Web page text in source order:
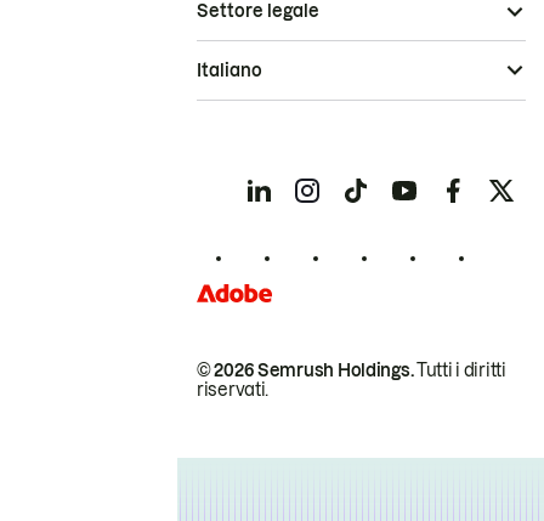
© 2026 Semrush Holdings.Tutti i diritti
riservati.
Settore legale
Italiano